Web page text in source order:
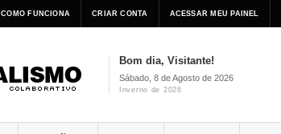
COMO FUNCIONA CRIAR CONTA ACESSAR MEU PAINEL
Bom dia, Visitante!
Sábado, 8 de Agosto de 2026
Inverno de 2026